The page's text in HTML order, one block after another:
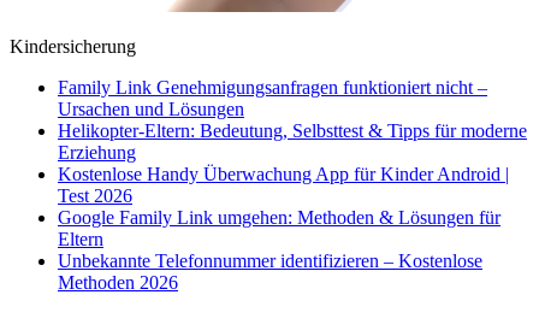
Kindersicherung
Family Link Genehmigungsanfragen funktioniert nicht –
Ursachen und Lösungen
Helikopter-Eltern: Bedeutung, Selbsttest & Tipps für moderne
Erziehung
Kostenlose Handy Überwachung App für Kinder Android |
Test 2026
Google Family Link umgehen: Methoden & Lösungen für
Eltern
Unbekannte Telefonnummer identifizieren – Kostenlose
Methoden 2026